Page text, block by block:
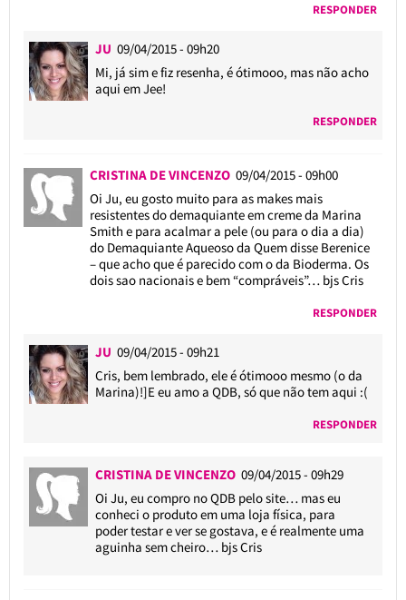
RESPONDER
JU 09/04/2015 - 09h20
Mi, já sim e fiz resenha, é ótimooo, mas não acho
aqui em Jee!
RESPONDER
CRISTINA DE VINCENZO 09/04/2015 - 09h00
Oi Ju, eu gosto muito para as makes mais
resistentes do demaquiante em creme da Marina
Smith e para acalmar a pele (ou para o dia a dia)
do Demaquiante Aqueoso da Quem disse Berenice
– que acho que é parecido com o da Bioderma. Os
dois sao nacionais e bem “compráveis”… bjs Cris
RESPONDER
JU 09/04/2015 - 09h21
Cris, bem lembrado, ele é ótimooo mesmo (o da
Marina)!]E eu amo a QDB, só que não tem aqui :(
RESPONDER
CRISTINA DE VINCENZO09/04/2015 - 09h29
Oi Ju, eu compro no QDB pelo site… mas eu
conheci o produto em uma loja física, para
poder testar e ver se gostava, e é realmente uma
aguinha sem cheiro… bjs Cris